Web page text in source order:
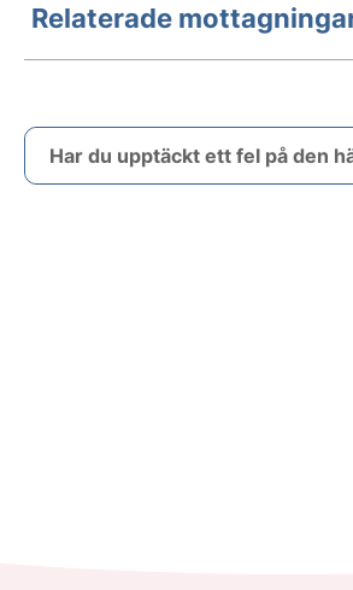
Relaterade
Har du upptäckt ett fel på den